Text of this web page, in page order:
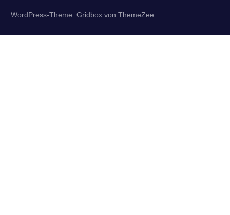
WordPress-Theme: Gridbox von ThemeZee.